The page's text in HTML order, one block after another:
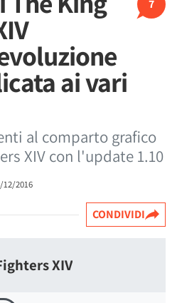
7
ai vari
al comparto grafico
XIV con l'update 1.10
12/2016
CONDIVIDI
XIV